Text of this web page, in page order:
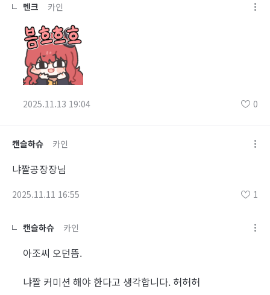
멘크 카인
2025.11.13 19:04 0
캔슬하슈 카인
냐짤공장장님
2025.11.11 16:55 1
캔슬하슈 카인
아조씨 오던뜸.
냐짤 커미션 해야 한다고 생각합니다. 허허허